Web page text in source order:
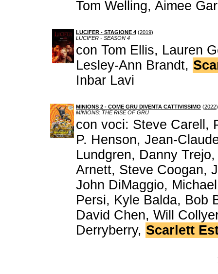
Tom Welling, Aimee
LUCIFER - STAGIONE 4 (2019)
LUCIFER - SEASON 4
con Tom Ellis, Lauren
Lesley-Ann Brandt,
Inbar Lavi
MINIONS 2 - COME GRU DIVENTA CATTIVISSIMO (2022)
MINIONS: THE RISE OF GRU
con voci: Steve Carell,
P. Henson, Jean-
Lundgren, Danny
Arnett, Steve Coogan,
John DiMaggio,
Persi, Kyle Balda, Bob
David Chen, Will
Derryberry, Scarlett